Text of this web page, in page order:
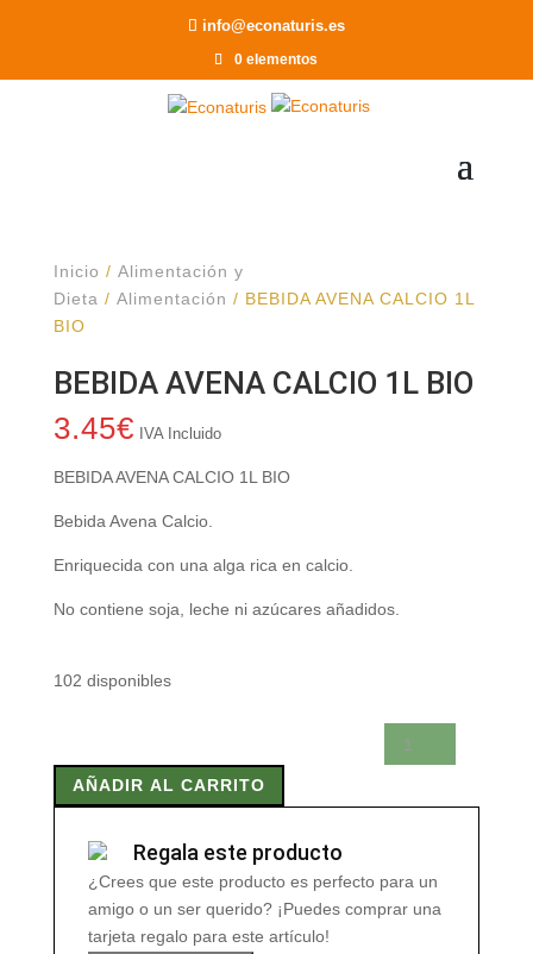
info@econaturis.es
0 elementos
Inicio / Alimentación y
Dieta / Alimentación / BEBIDA AVENA CALCIO 1L
BIO
BEBIDA AVENA CALCIO 1L BIO
3.45€ IVA Incluido
BEBIDA AVENA CALCIO 1L BIO
Bebida Avena Calcio.
Enriquecida con una alga rica en calcio.
No contiene soja, leche ni azúcares añadidos.
102 disponibles
AVENA
CALCIO
cantidad
AÑADIR AL CARRITO
Regala este producto
¿Crees que este producto es perfecto para un
amigo o un ser querido? ¡Puedes comprar una
tarjeta regalo para este artículo!